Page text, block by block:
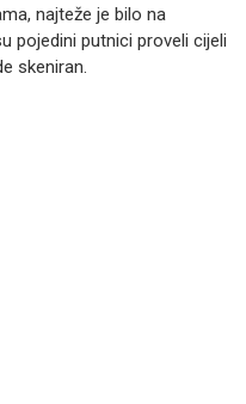
najteže je bilo na
pojedini putnici proveli cijeli
skeniran.